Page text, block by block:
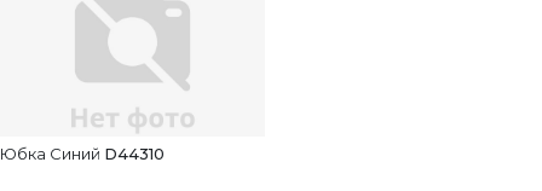
Юбка Синий D44310